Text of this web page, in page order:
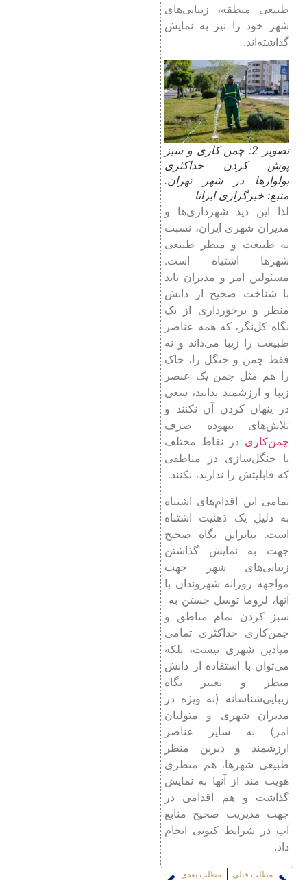
طبیعی منطقه، زیبایی‌های
شهر خود را نیز به نمایش
گذاشته‌اند.
تصویر 2: چمن کاری و سبز
پوش کردن حداکثری
بولوارها در شهر تهران.
منبع: خبرگزاری ایرانا
لذا این دید شهرداری‌ها و
مدیران شهری ایران، نسبت
به طبیعت و منظر طبیعی
شهرها اشتباه ‌است.
مسئولین امر و مدیران باید
با شناخت صحیح از دانش
منظر و برخورداری از یک
نگاه کل‌نگر، که همه عناصر
طبیعت را زیبا می‌داند و نه
فقط چمن و جنگل را، خاک
را هم مثل چمن یک عنصر
زیبا و ارزشمند بدانند، سعی
در پنهان کردن آن نکنند و
تلاش‌های بیهوده صرف
چمن‌کاری در نقاط مختلف
یا جنگل‌سازی در مناطقی
که قابلیتش را ندارند، نکنند.
تمامی این اقدام‌های اشتباه
به دلیل یک ذهنیت اشتباه
است. بنابراین نگاه صحیح
جهت به نمایش گذاشتن
زیبایی‌های شهر جهت
مواجهه روزانه شهروندان با
آنها، لزوما توسل جستن به
سبز کردن تمام مناطق و
چمن‌کاری حداکثری تمامی
میادین شهری نیست، بلکه
می‌توان با استفاده از دانش
منظر و تغییر نگاه
زیبایی‌شناسانه (به ویژه در
مدیران شهری و متولیان
امر) به سایر عناصر
ارزشمند و دیرین منظر
طبیعی شهرها، هم منظری
هویت مند از آنها به نمایش
گذاشت و هم اقدامی در
جهت مدیریت صحیح منابع
آب در شرایط کنونی انجام
داد.
مطلب قبلی مطلب بعدی